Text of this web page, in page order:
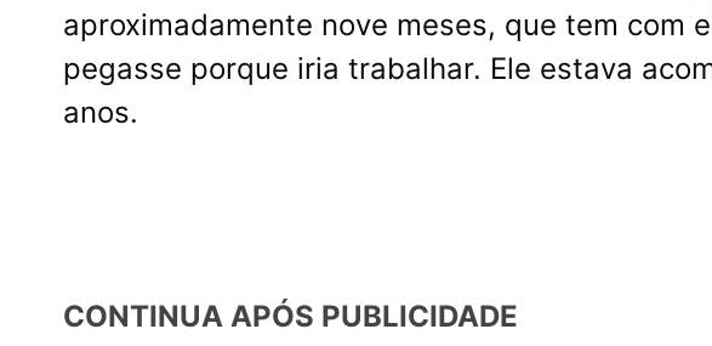
aproximadamente nove meses, que tem com
pegasse porque iria trabalhar. Ele estava
anos.
CONTINUA APÓS PUBLICIDADE